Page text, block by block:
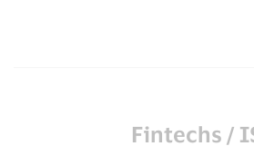
Fintechs /